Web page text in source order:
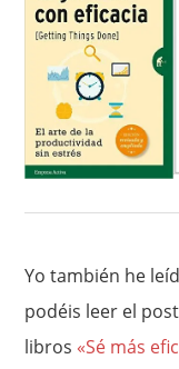
Yo también he
podéis leer el
libros «Sé más